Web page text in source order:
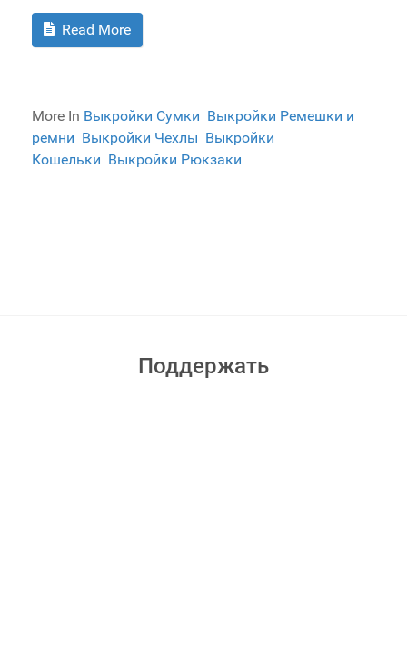
Read More
More In Выкройки Сумки Выкройки Ремешки и
ремни Выкройки Чехлы Выкройки
Кошельки Выкройки Рюкзаки
Поддержать